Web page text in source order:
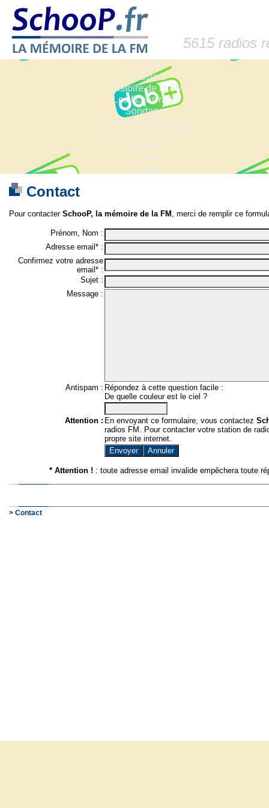
5615 radios
Accueil
Dossiers
Histoire de la FM
Les fiches radio
Sondages
Anciennes fréquences
Fréquences actuelles
Lexique
Liens
Contact
Contact
Pour contacter SchooP, la mémoire de la FM , merci de remplir ce
Prénom, Nom :
Adresse email* :
Confirmez votre adresse
email* :
Sujet :
Message :
Antispam : Répondez à cette question facile :
De quelle couleur est le ciel ?
Attention : En envoyant ce formulaire, vous contactez
radios FM. Pour contacter votre station de
propre site internet.
* Attention ! : toute adresse email invalide empêchera toute
> Contact